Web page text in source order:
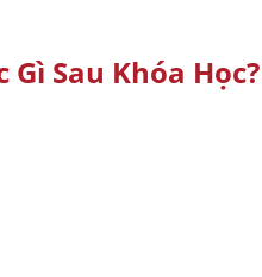
Sau Khóa Học?